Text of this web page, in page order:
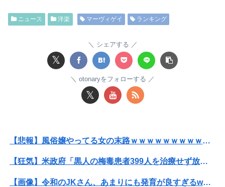
【悲報】黒人、卑怯すぎて炎上するｗｗｗｗ
【熊本地震】SNSで広がった陰謀論や怪しい募金話、災害時のデマ注意！
退職してしばらく経った頃、元職場の取引先から連絡が来た。話を聞くと納得できない内容で…
【速報】高市政権、エース級の財務官僚・一松旬氏を左遷「彼は協力的でなかった」財務省の言いなりではないことが判明
ニュース 洋楽 マーヴィゲイ ランキング
シェアする
𝕏
otonaryをフォローする
𝕏
【悲報】風俗嬢やってる女の末路ｗｗｗｗｗｗｗｗｗｗｗ
【狂気】米政府「黒人の梅毒患者399人を治療せず放置したらどうなるか見たろ！」→40年間続けてしまう
【画像】令和のJKさん、あまりにも発育が良すぎるwwwwwwww